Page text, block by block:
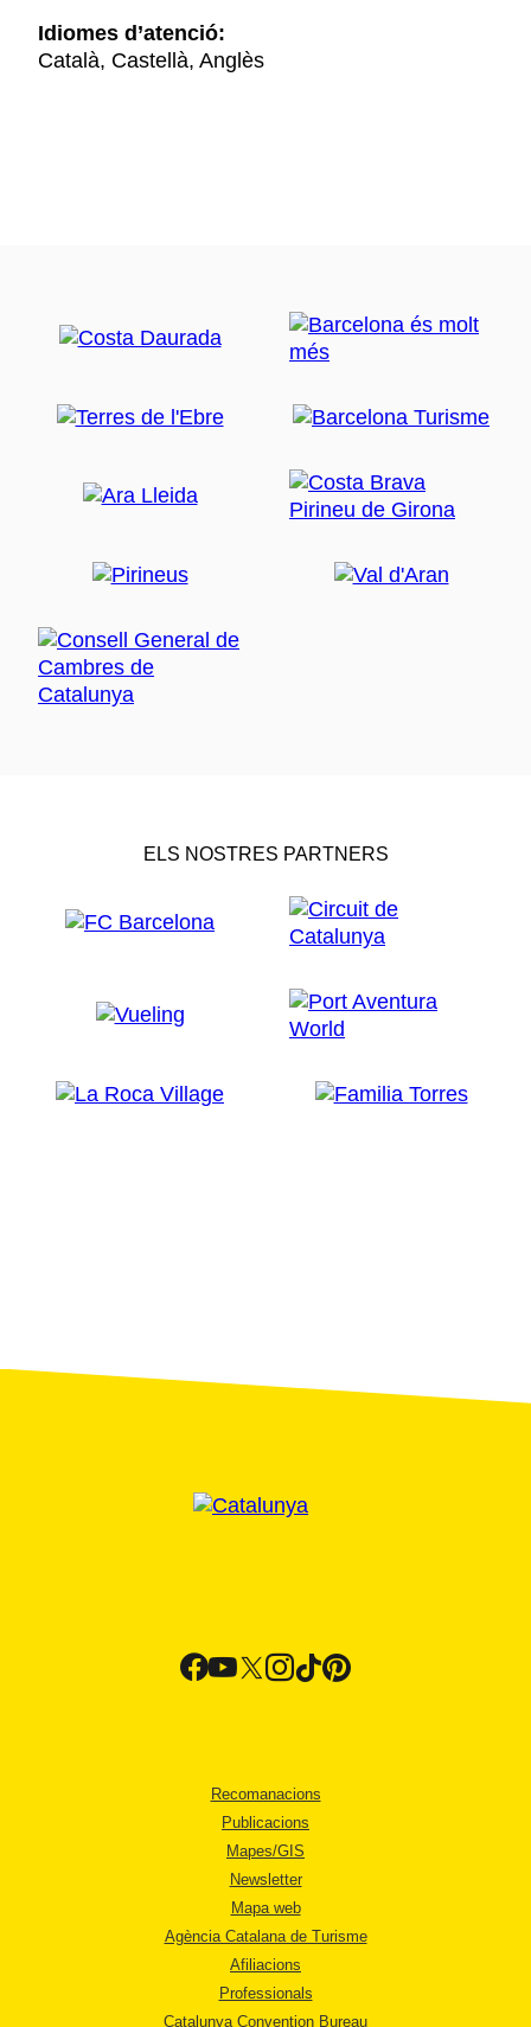
Idiomes d’atenció:
Català, Castellà, Anglès
ELS NOSTRES PARTNERS
Recomanacions
Publicacions
Mapes/GIS
Newsletter
Mapa web
Agència Catalana de Turisme
Afiliacions
Professionals
Catalunya Convention Bureau